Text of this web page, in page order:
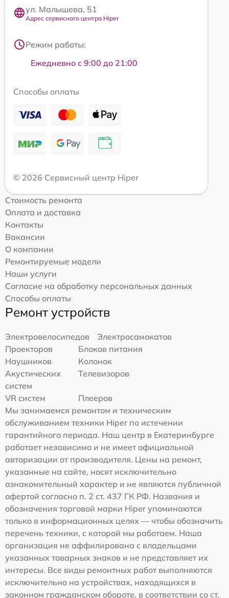
ул. Малышева, 51
Адрес сервисного центра Hiper
Режим работы:
Ежедневно с 9:00 до 21:00
Способы оплаты
© 2026 Сервисный центр Hiper
Стоимость ремонта
Оплата и доставка
Контакты
Вакансии
О компании
Ремонтируемые модели
Наши услуги
Согласие на обработку персональных данных
Способы оплаты
Ремонт устройств
Электровелосипедов
Электросамокатов
Проекторов
Блоков питания
Наушников
Колонок
Акустических
систем
Телевизоров
VR систем
Плееров
Мы занимаемся ремонтом и техническим
обслуживанием техники Hiper по истечении
гарантийного периода. Наш центр в Екатеринбурге
работает независимо и не имеет официальной
авторизации от производителя. Цены на ремонт,
указанные на сайте, носят исключительно
ознакомительный характер и не являются публичной
офертой согласно п. 2 ст. 437 ГК РФ. Названия и
обозначения торговой марки Hiper упоминаются
только в информационных целях — чтобы обозначить
перечень техники, с которой мы работаем. Наша
организация не аффилирована с владельцами
указанных товарных знаков и не представляет их
интересы. Все виды ремонтных работ выполняются
исключительно на устройствах, находящихся в
законном гражданском обороте, в соответствии со ст.